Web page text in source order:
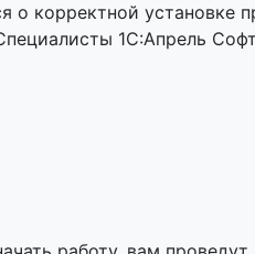
о корректной установке
1С:Апрель